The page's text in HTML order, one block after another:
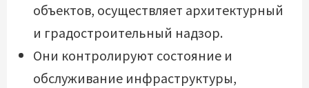
объектов, осуществляет архитектурный
и градостроительный надзор.
Они контролируют состояние и
обслуживание инфраструктуры,